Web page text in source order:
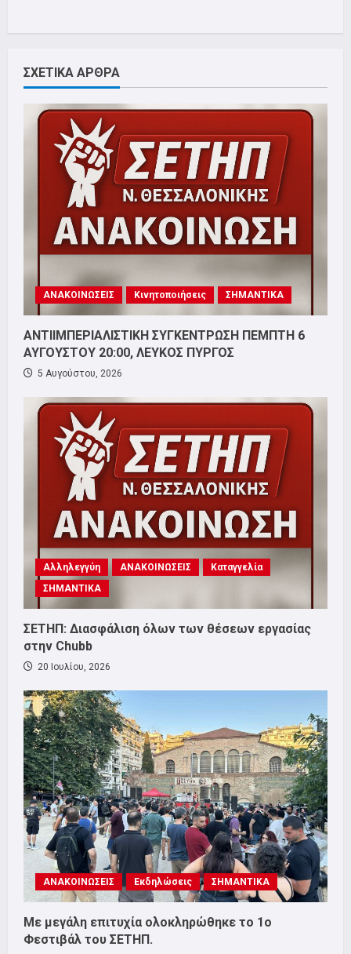
ΣΧΕΤΙΚΑ ΑΡΘΡΑ
ΑΝΑΚΟΙΝΩΣΕΙΣ Κινητοποιήσεις ΣΗΜΑΝΤΙΚΑ
ΑΝΤΙΙΜΠΕΡΙΑΛΙΣΤΙΚΗ ΣΥΓΚΕΝΤΡΩΣΗ ΠΕΜΠΤΗ 6
ΑΥΓΟΥΣΤΟΥ 20:00, ΛΕΥΚΟΣ ΠΥΡΓΟΣ
5 Αυγούστου, 2026
Αλληλεγγύη ΑΝΑΚΟΙΝΩΣΕΙΣ
Καταγγελία
ΣΗΜΑΝΤΙΚΑ
ΣΕΤΗΠ: Διασφάλιση όλων των θέσεων εργασίας
στην Chubb
20 Ιουλίου, 2026
ΑΝΑΚΟΙΝΩΣΕΙΣ Εκδηλώσεις ΣΗΜΑΝΤΙΚΑ
Με μεγάλη επιτυχία ολοκληρώθηκε το 1ο
Φεστιβάλ του ΣΕΤΗΠ.